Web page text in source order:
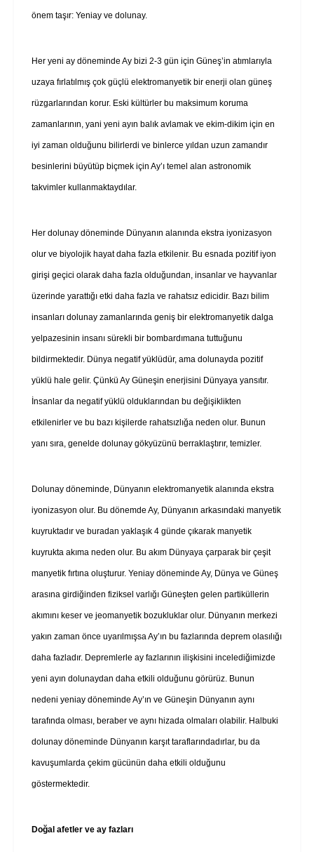
önem taşır: Yeniay ve dolunay.
Her yeni ay döneminde Ay bizi 2-3 gün için Güneş’in atımlarıyla
uzaya fırlatılmış çok güçlü elektromanyetik bir enerji olan güneş
rüzgarlarından korur. Eski kültürler bu maksimum koruma
zamanlarının, yani yeni ayın balık avlamak ve ekim-dikim için en
iyi zaman olduğunu bilirlerdi ve binlerce yıldan uzun zamandır
besinlerini büyütüp biçmek için Ay’ı temel alan astronomik
takvimler kullanmaktaydılar.
Her dolunay döneminde Dünyanın alanında ekstra iyonizasyon
olur ve biyolojik hayat daha fazla etkilenir. Bu esnada pozitif iyon
girişi geçici olarak daha fazla olduğundan, insanlar ve hayvanlar
üzerinde yarattığı etki daha fazla ve rahatsız edicidir. Bazı bilim
insanları dolunay zamanlarında geniş bir elektromanyetik dalga
yelpazesinin insanı sürekli bir bombardımana tuttuğunu
bildirmektedir. Dünya negatif yüklüdür, ama dolunayda pozitif
yüklü hale gelir. Çünkü Ay Güneşin enerjisini Dünyaya yansıtır.
İnsanlar da negatif yüklü olduklarından bu değişiklikten
etkilenirler ve bu bazı kişilerde rahatsızlığa neden olur. Bunun
yanı sıra, genelde dolunay gökyüzünü berraklaştırır, temizler.
Dolunay döneminde, Dünyanın elektromanyetik alanında ekstra
iyonizasyon olur. Bu dönemde Ay, Dünyanın arkasındaki manyetik
kuyruktadır ve buradan yaklaşık 4 günde çıkarak manyetik
kuyrukta akıma neden olur. Bu akım Dünyaya çarparak bir çeşit
manyetik fırtına oluşturur. Yeniay döneminde Ay, Dünya ve Güneş
arasına girdiğinden fiziksel varlığı Güneşten gelen partiküllerin
akımını keser ve jeomanyetik bozukluklar olur. Dünyanın merkezi
yakın zaman önce uyarılmışsa Ay’ın bu fazlarında deprem olasılığı
daha fazladır. Depremlerle ay fazlarının ilişkisini incelediğimizde
yeni ayın dolunaydan daha etkili olduğunu görürüz. Bunun
nedeni yeniay döneminde Ay’ın ve Güneşin Dünyanın aynı
tarafında olması, beraber ve aynı hizada olmaları olabilir. Halbuki
dolunay döneminde Dünyanın karşıt taraflarındadırlar, bu da
kavuşumlarda çekim gücünün daha etkili olduğunu
göstermektedir.
Doğal afetler ve ay fazları